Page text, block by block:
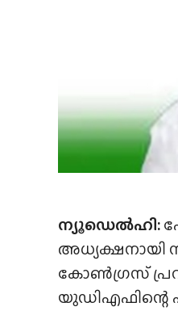
ന്യൂഡെൽഹി:
അധ്യക്ഷനായി
കോൺഗ്രസ്
യുഡിഎഫിന്റെ